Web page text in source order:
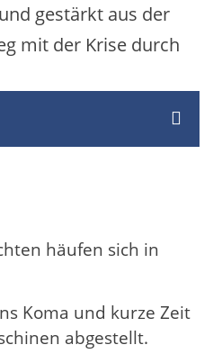
gestärkt aus der
mit der Krise durch
häufen sich in
Koma und kurze Zeit
abgestellt.